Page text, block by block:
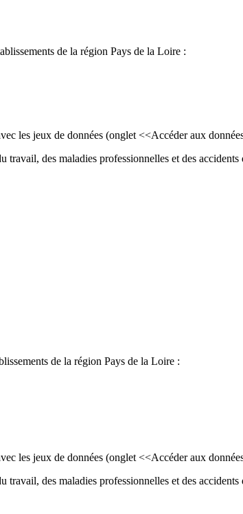
de la région Pays de la Loire :
les jeux de données (onglet <<Accéder aux
travail, des maladies professionnelles et des
de la région Pays de la Loire :
les jeux de données (onglet <<Accéder aux
travail, des maladies professionnelles et des